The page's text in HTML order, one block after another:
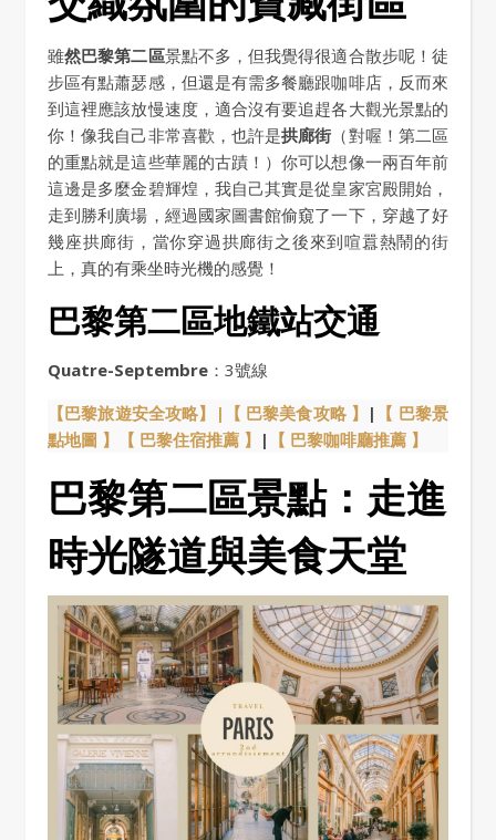
雖然巴黎第二區景點不多，但我覺得很適合散步呢！徒
步區有點蕭瑟感，但還是有需多餐廳跟咖啡店，反而來
到這裡應該放慢速度，適合沒有要追趕各大觀光景點的
你！像我自己非常喜歡，也許是拱廊街 （對喔！第二區
的重點就是這些華麗的古蹟！）你可以想像一兩百年前
這邊是多麼金碧輝煌，我自己其實是從皇家宮殿開始，
走到勝利廣場，經過國家圖書館偷窺了一下，穿越了好
幾座拱廊街，當你穿過拱廊街之後來到喧囂熱鬧的街
上，真的有乘坐時光機的感覺！
巴黎第二區地鐵站交通
Quatre-Septembre ：3號線
【巴黎旅遊安全攻略】|
【 巴黎美食攻略 】 |
【 巴黎景
點地圖 】
【 巴黎住宿推薦 】 | 【 巴黎咖啡廳推薦 】
巴黎第二區景點：走進
時光隧道與美食天堂